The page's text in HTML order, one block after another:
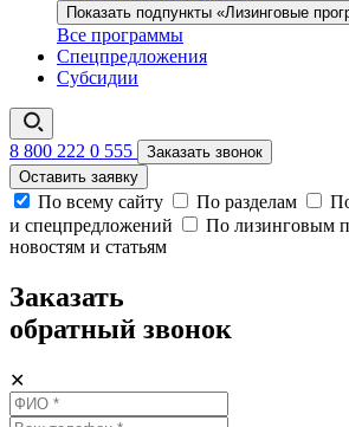
Показать подпункты «Лизинговые
Все программы
Спецпредложения
Субсидии
8 800 222 0 555
Заказать звонок
Оставить заявку
По всему сайту По разделам
и спецпредложений
По лизинговым
новостям и статьям
Заказать
обратный звонок
✕